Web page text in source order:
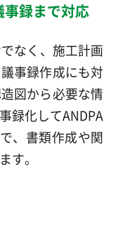
録まで対応
なく、施工計画
事録作成にも対
図から必要な情
録化してANDPA
、書類作成や関
す。